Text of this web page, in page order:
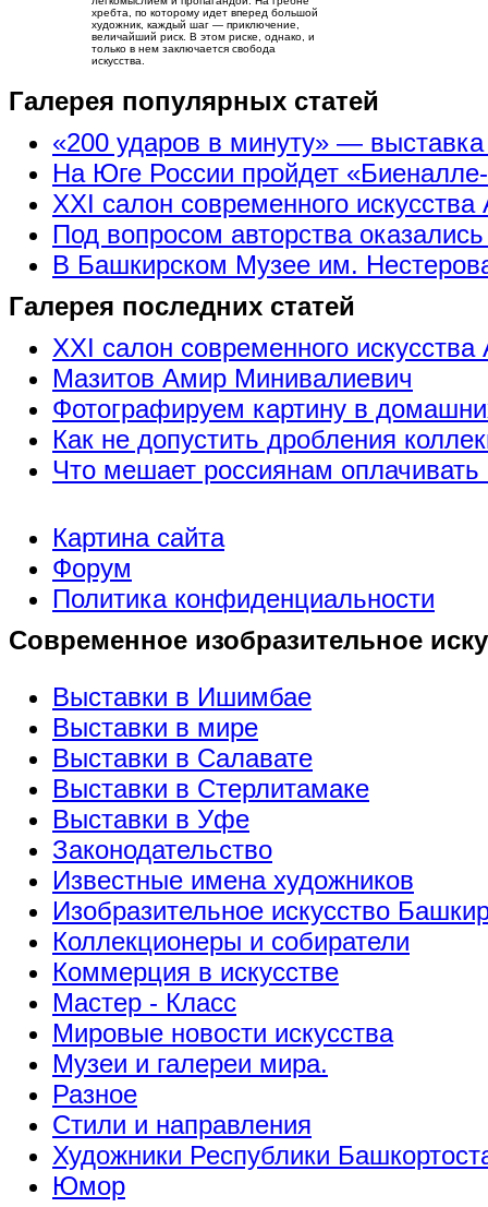
хребта, по которому идет вперед большой
художник, каждый шаг — приключение,
величайший риск. В этом риске, однако, и
только в нем заключается свобода
искусства.
Галерея популярных статей
«200 ударов в минуту» —
На Юге России пройдет
XXI салон современного искусства
Под вопросом авторства
В Башкирском Музее им.
Галерея последних статей
XXI салон современного искусства
Мазитов Амир Минивалиевич
Фотографируем картину в
Как не допустить дробления
Что мешает россиянам
Картина сайта
Форум
Политика конфиденциальности
Современное изобразительное
Выставки в Ишимбае
Выставки в мире
Выставки в Салавате
Выставки в Стерлитамаке
Выставки в Уфе
Законодательство
Известные имена художников
Изобразительное искусство
Коллекционеры и собиратели
Коммерция в искусстве
Мастер - Класс
Мировые новости искусства
Музеи и галереи мира.
Разное
Стили и направления
Художники Республики
Юмор